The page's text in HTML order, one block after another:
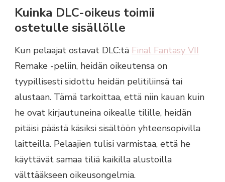
Kuinka DLC-oikeus toimii
ostetulle sisällölle
Kun pelaajat ostavat DLC:tä Final Fantasy VII
Remake -peliin, heidän oikeutensa on
tyypillisesti sidottu heidän pelitiliinsä tai
alustaan. Tämä tarkoittaa, että niin kauan kuin
he ovat kirjautuneina oikealle tilille, heidän
pitäisi päästä käsiksi sisältöön yhteensopivilla
laitteilla. Pelaajien tulisi varmistaa, että he
käyttävät samaa tiliä kaikilla alustoilla
välttääkseen oikeusongelmia.